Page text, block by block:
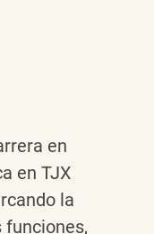
en
en TJX
la